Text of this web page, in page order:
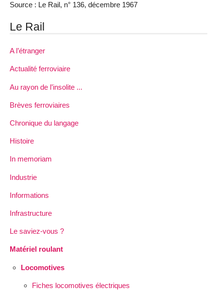
Source : Le Rail, n° 136, décembre 1967
Le Rail
A l’étranger
Actualité ferroviaire
Au rayon de l’insolite ...
Brèves ferroviaires
Chronique du langage
Histoire
In memoriam
Industrie
Informations
Infrastructure
Le saviez-vous ?
Matériel roulant
Locomotives
Fiches locomotives électriques